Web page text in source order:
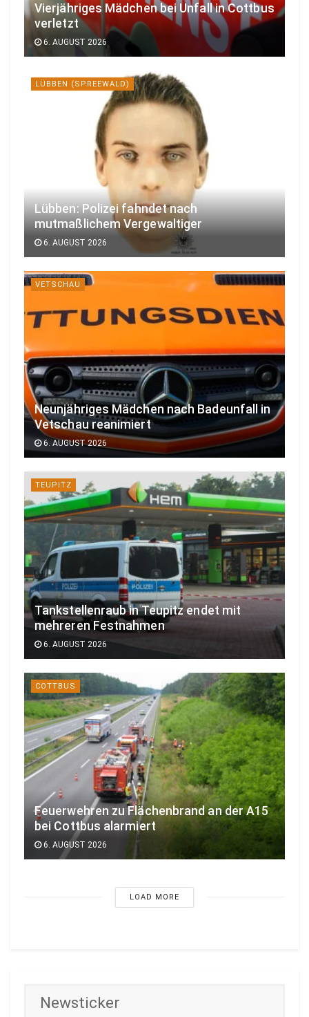
Vierjähriges Mädchen bei Unfall in Cottbus
verletzt
6. AUGUST 2026
LÜBBEN (SPREEWALD)
Lübben: Polizei fahndet nach
mutmaßlichem Vergewaltiger
6. AUGUST 2026
VETSCHAU
Neunjähriges Mädchen nach Badeunfall in
Vetschau reanimiert
6. AUGUST 2026
TEUPITZ
Tankstellenraub in Teupitz endet mit
mehreren Festnahmen
6. AUGUST 2026
COTTBUS
Feuerwehren zu Flächenbrand an der A15
bei Cottbus alarmiert
6. AUGUST 2026
LOAD MORE
Newsticker